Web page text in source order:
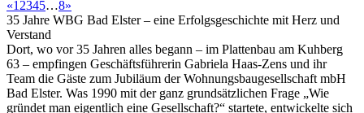
«1 2345…8»
35 Jahre WBG Bad Elster – eine Erfolgsgeschichte mit Herz und
Verstand
Dort, wo vor 35 Jahren alles begann – im Plattenbau am Kuhberg
63 – empfingen Geschäftsführerin Gabriela Haas-Zens und ihr
Team die Gäste zum Jubiläum der Wohnungsbaugesellschaft mbH
Bad Elster. Was 1990 mit der ganz grundsätzlichen Frage „Wie
gründet man eigentlich eine Gesellschaft?“ startete, entwickelte sich